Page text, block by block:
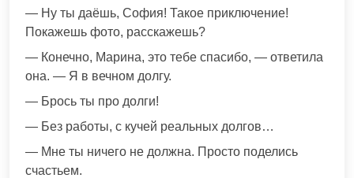
— Ну ты даёшь, София! Такое приключение!
Покажешь фото, расскажешь?
— Конечно, Марина, это тебе спасибо, — ответила
она. — Я в вечном долгу.
— Брось ты про долги!
— Без работы, с кучей реальных долгов…
— Мне ты ничего не должна. Просто поделись
счастьем.